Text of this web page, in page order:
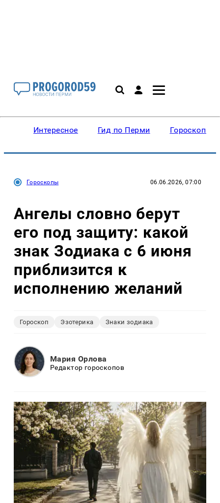
Интересное Гид по Перми Гороскопы
Гороскопы 06.06.2026, 07:00
Ангелы словно берут
его под защиту: какой
знак Зодиака с 6 июня
приблизится к
исполнению желаний
Гороскоп Эзотерика Знаки зодиака
Мария Орлова
Редактор гороскопов